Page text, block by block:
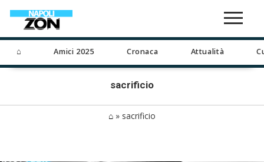
⌂ Amici 2025 Cronaca Attualità
sacrificio
⌂ » sacrificio